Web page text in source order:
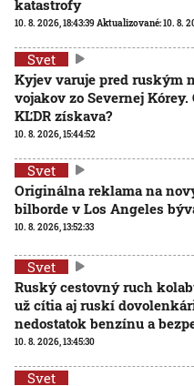
katastrofy
10. 8. 2026, 18:43:39Aktualizované:10. 8.
Svet
Kyjev varuje pred ruským
vojakov zo Severnej Kórey.
KĽDR získava?
10. 8. 2026, 15:44:52
Svet
Originálna reklama na
bilborde v Los Angeles
10. 8. 2026, 13:52:33
Svet
Ruský cestovný ruch
už cítia aj ruskí
nedostatok benzínu a
10. 8. 2026, 13:45:30
Svet